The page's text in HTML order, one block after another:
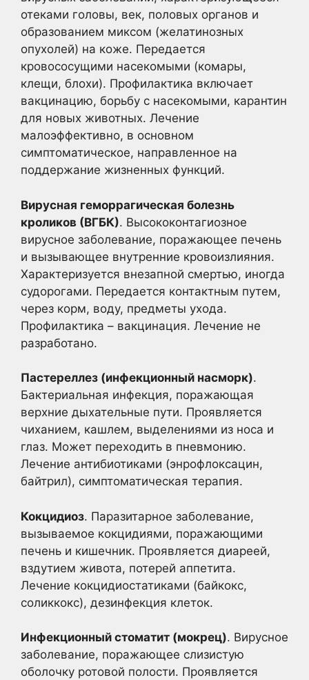
отеками головы, век, половых органов и
образованием миксом (желатинозных
опухолей) на коже. Передается
кровососущими насекомыми (комары,
клещи, блохи). Профилактика включает
вакцинацию, борьбу с насекомыми, карантин
для новых животных. Лечение
малоэффективно, в основном
симптоматическое, направленное на
поддержание жизненных функций.
Вирусная геморрагическая болезнь
кроликов (ВГБК). Высококонтагиозное
вирусное заболевание, поражающее печень
и вызывающее внутренние кровоизлияния.
Характеризуется внезапной смертью, иногда
судорогами. Передается контактным путем,
через корм, воду, предметы ухода.
Профилактика – вакцинация. Лечение не
разработано.
Пастереллез (инфекционный насморк).
Бактериальная инфекция, поражающая
верхние дыхательные пути. Проявляется
чиханием, кашлем, выделениями из носа и
глаз. Может переходить в пневмонию.
Лечение антибиотиками (энрофлоксацин,
байтрил), симптоматическая терапия.
Кокцидиоз. Паразитарное заболевание,
вызываемое кокцидиями, поражающими
печень и кишечник. Проявляется диареей,
вздутием живота, потерей аппетита.
Лечение кокцидиостатиками (байкокс,
соликкокс), дезинфекция клеток.
Инфекционный стоматит (мокрец). Вирусное
заболевание, поражающее слизистую
оболочку ротовой полости. Проявляется